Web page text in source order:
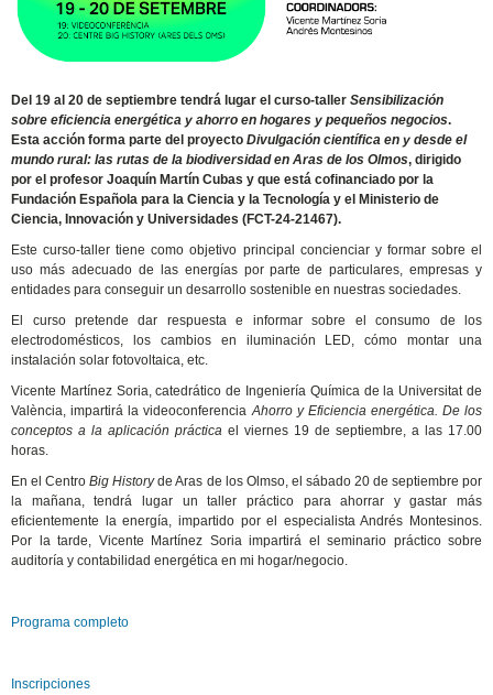
Del 19 al 20 de septiembre tendrá lugar el curso-tallerSensibilización
sobre eficiencia energética y ahorro en hogares y pequeños negocios.
Esta acción forma parte del proyectoDivulgación científica en y desde el
mundo rural: las rutas de la biodiversidad en Aras de los Olmos, dirigido
por el profesor Joaquín Martín Cubas y que está cofinanciado por la
Fundación Española para la Ciencia y la Tecnología y el Ministerio de
Ciencia, Innovación y Universidades (FCT-24-21467).
Este curso-taller tiene como objetivo principal concienciar y formar sobre el
uso más adecuado de las energías por parte de particulares, empresas y
entidades para conseguir un desarrollo sostenible en nuestras sociedades.
El curso pretende dar respuesta e informar sobre el consumo de los
electrodomésticos, los cambios en iluminación LED, cómo montar una
instalación solar fotovoltaica, etc.
Vicente Martínez Soria, catedrático de Ingeniería Química de la Universitat de
València, impartirá la videoconferenciaAhorro y Eficiencia energética. De los
conceptos a la aplicación práctica el viernes 19 de septiembre, a las 17.00
horas.
En el CentroBig Historyde Aras de los Olmso, el sábado 20 de septiembre por
la mañana, tendrá lugar un taller práctico para ahorrar y gastar más
eficientemente la energía, impartido por el especialista Andrés Montesinos.
Por la tarde, Vicente Martínez Soria impartirá el seminario práctico sobre
auditoría y contabilidad energética en mi hogar/negocio.
Programa completo
Inscripciones